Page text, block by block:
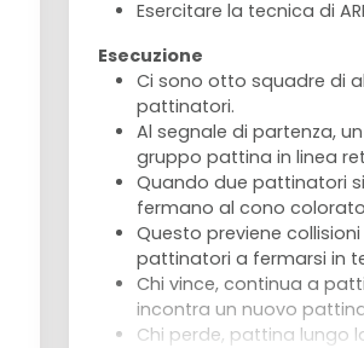
Esercitare la tecnica di
Esecuzione
Ci sono otto squadre di
pattinatori.
Al segnale di partenza,
gruppo pattina in linea
Quando due pattinatori
fermano al cono
Questo previene
pattinatori a fermarsi in
Chi vince, continua a
incontra un nuovo
Chi perde, pattina lungo